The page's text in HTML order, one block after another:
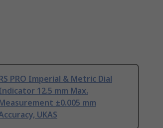
PRO Imperial & Metric Dial
12.5 mm Max.
±0.005 mm
UKAS